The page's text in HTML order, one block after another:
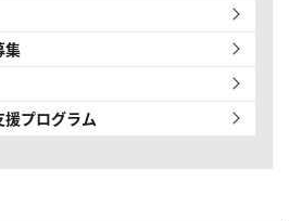
集
援プログラム